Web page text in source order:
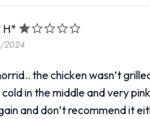
H*
2024
the chicken wasn’t
in the middle and very
and don’t recommend it